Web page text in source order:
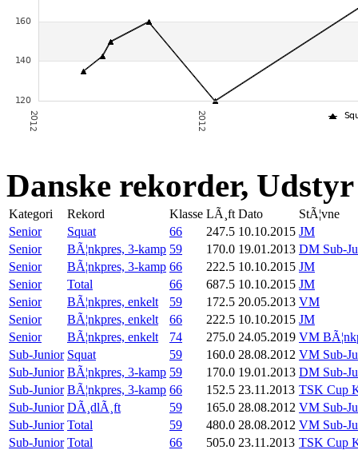
Danske rekorder, Udstyr
Kategori Rekord Klasse LÃ¸ft Dato
StÃ¦vne
Senior
Squat 66 247.5 10.10.2015 JM
Senior
BÃ¦nkpres, 3-kamp 59 170.0 19.01.2013 DM Sub-
Senior
BÃ¦nkpres, 3-kamp 66 222.5 10.10.2015 JM
Senior
Total 66 687.5 10.10.2015 JM
Senior
BÃ¦nkpres, enkelt 59 172.5 20.05.2013 VM
Senior
BÃ¦nkpres, enkelt 66 222.5 10.10.2015 JM
Senior
BÃ¦nkpres, enkelt 74 275.0 24.05.2019 VM
Sub-Junior Squat 59 160.0 28.08.2012 VM Sub-
Sub-Junior BÃ¦nkpres, 3-kamp 59 170.0 19.01.2013 DM Sub-
Sub-Junior BÃ¦nkpres, 3-kamp 66 152.5 23.11.2013 TSK Cup
Sub-Junior DÃ¸dlÃ¸ft 59 165.0 28.08.2012 VM Sub-
Sub-Junior Total 59 480.0 28.08.2012 VM Sub-
Sub-Junior Total 66 505.0 23.11.2013 TSK Cup